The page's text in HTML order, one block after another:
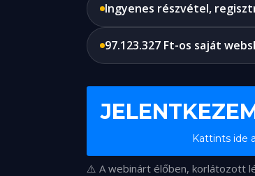
Ingyenes részvétel,
97.123.327 Ft-os saját
Kattints ide
⚠️ A webinárt élőben, korlátozott